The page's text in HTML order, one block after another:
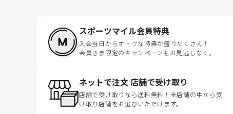
スポーツマイル会員特典
入会当日からオトクな特典が盛りだくさん！
会員さま限定のキャンペーンもお見逃しなく。
ネットで注文 店舗で受け取り
店舗で受け取りなら送料無料！全店舗の中から受
け取り店舗をお選びいただけます。